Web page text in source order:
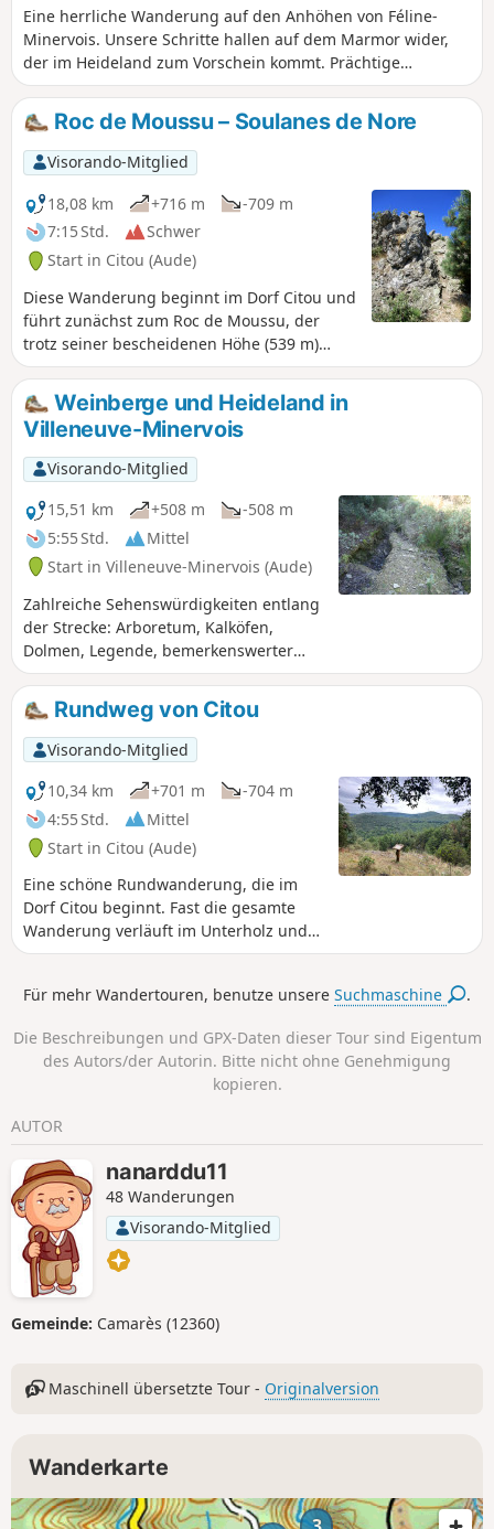
Eine herrliche Wanderung auf den Anhöhen von Féline-
Minervois. Unsere Schritte hallen auf dem Marmor wider,
der im Heideland zum Vorschein kommt. Prächtige
Ausblicke auf das Minervois. Und mittelalterliche Ruinen
zum Betrachten.
Roc de Moussu – Soulanes de Nore
Visorando-Mitglied
18,08 km
+716 m
-709 m
7:15 Std.
Schwer
Start in Citou (Aude)
Diese Wanderung beginnt im Dorf Citou und
führt zunächst zum Roc de Moussu, der
trotz seiner bescheidenen Höhe (539 m)
einen in der Region sehr bekannten
Aussichtspunkt bietet. Die Rundwanderung
setzt sich im weitläufigen Staatswald „Forêt
Domaniale des Soulanes de Nore“ fort, der
mit Laub- und Nadelbäumen bewachsen ist.
Der Wechsel zwischen breiten Waldwegen
und teilweise wenig begangenen Pfaden
macht die Strecke abwechslungsreich und
attraktiv, mit zwei kaum oder gar nicht
frequentierten Passagen, die einen guten
Orientierungssinn erfordern und für
zusätzliche Spannung sorgen. Eine Route,
die zu jeder Jahreszeit, auch im Sommer, zu
empfehlen ist, da sie größtenteils im
Schatten verläuft. Die Herbstfarben sind hier
herrlich.
Weinberge und Heideland in
Villeneuve-Minervois
Visorando-Mitglied
15,51 km
+508 m
-508 m
5:55 Std.
Mittel
Start in Villeneuve-Minervois (Aude)
Zahlreiche Sehenswürdigkeiten entlang
der Strecke: Arboretum, Kalköfen,
Dolmen, Legende, bemerkenswerter
Baum...
Rundweg von Citou
Visorando-Mitglied
10,34 km
+701 m
-704 m
4:55 Std.
Mittel
Start in Citou (Aude)
Eine schöne Rundwanderung, die im
Dorf Citou beginnt. Fast die gesamte
Wanderung verläuft im Unterholz und
ist daher auch bei Hitze gut zu
Kamm an den höchsten Punkten der
die Umgebung und insbesondere auf
das Dorf Lespinassière.
Für mehr Wandertouren, benutze unsereSuchmaschine .
Die Beschreibungen und GPX-Daten dieser Tour sind Eigentum
des Autors/der Autorin. Bitte nicht ohne Genehmigung
kopieren.
AUTOR
nanarddu11
48 Wanderungen
Visorando-Mitglied
Gemeinde: Camarès (12360)
Maschinell übersetzte Tour - Originalversion
Wanderkarte